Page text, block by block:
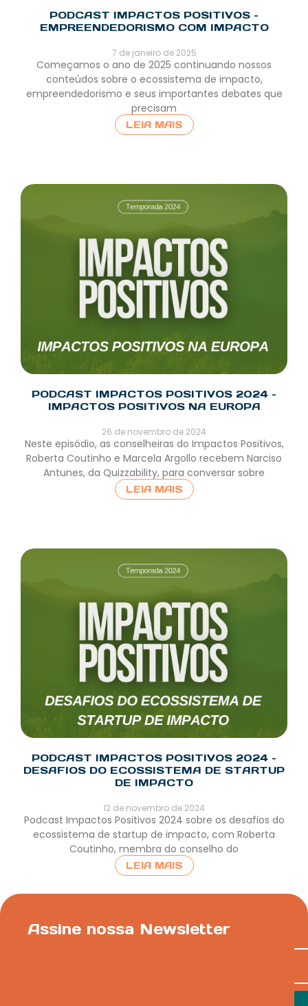
PODCAST IMPACTOS POSITIVOS –
EMPREENDEDORISMO COM IMPACTO
7 de janeiro de 2025
Começamos o ano de 2025 continuando nossos
conteúdos sobre o ecossistema de impacto,
empreendedorismo e seus importantes debates que
precisam
LEIA MAIS
PODCAST IMPACTOS POSITIVOS 2024 –
IMPACTOS POSITIVOS NA EUROPA
26 de novembro de 2024
Neste episódio, as conselheiras do Impactos Positivos,
Roberta Coutinho e Marcela Argollo recebem Narciso
Antunes, da Quizzability, para conversar sobre
LEIA MAIS
PODCAST IMPACTOS POSITIVOS 2024 –
DESAFIOS DO ECOSSISTEMA DE STARTUP
DE IMPACTO
12 de novembro de 2024
Podcast Impactos Positivos 2024 sobre os desafios do
ecossistema de startup de impacto, com Roberta
Coutinho, membra do conselho do
LEIA MAIS
Assine nossa Newsletter